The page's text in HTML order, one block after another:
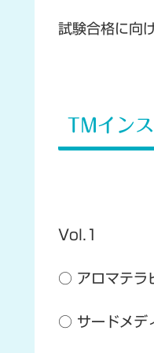
試験合格に向
TMイン
Vol.1
○ アロマテラ
○ サードメデ